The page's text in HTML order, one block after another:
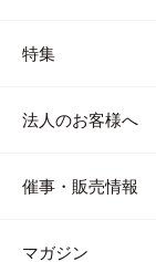
特集
法人のお客様へ
催事・販売情報
マガジン